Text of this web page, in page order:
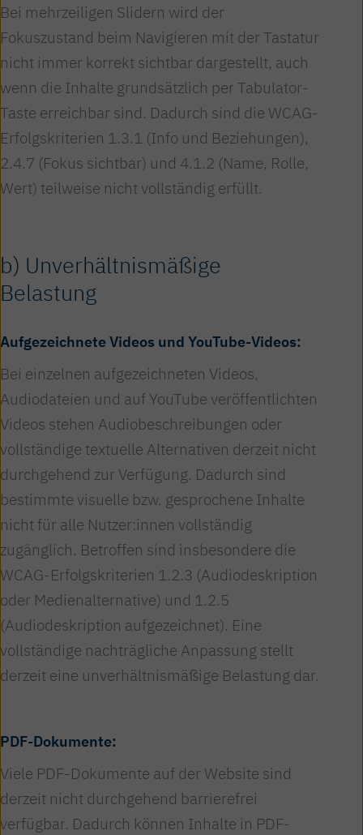
Bei mehrzeiligen Slidern wird der
Fokuszustand beim Navigieren mit der Tastatur
nicht immer korrekt sichtbar dargestellt, auch
wenn die Inhalte grundsätzlich per Tabulator-
Taste erreichbar sind. Dadurch sind die WCAG-
Erfolgskriterien 1.3.1 (Info und Beziehungen),
2.4.7 (Fokus sichtbar) und 4.1.2 (Name, Rolle,
Wert) teilweise nicht vollständig erfüllt.
b) Unverhältnismäßige
Belastung
Aufgezeichnete Videos und YouTube-Videos:
Bei einzelnen aufgezeichneten Videos,
Audiodateien und auf YouTube veröffentlichten
Videos stehen Audiobeschreibungen oder
vollständige textuelle Alternativen derzeit nicht
durchgehend zur Verfügung. Dadurch sind
bestimmte visuelle bzw. gesprochene Inhalte
nicht für alle Nutzer:innen vollständig
zugänglich. Betroffen sind insbesondere die
WCAG-Erfolgskriterien 1.2.3 (Audiodeskription
oder Medienalternative) und 1.2.5
(Audiodeskription aufgezeichnet). Eine
vollständige nachträgliche Anpassung stellt
derzeit eine unverhältnismäßige Belastung dar.
PDF-Dokumente:
Viele PDF-Dokumente auf der Website sind
derzeit nicht durchgehend barrierefrei
verfügbar. Dadurch können Inhalte in PDF-